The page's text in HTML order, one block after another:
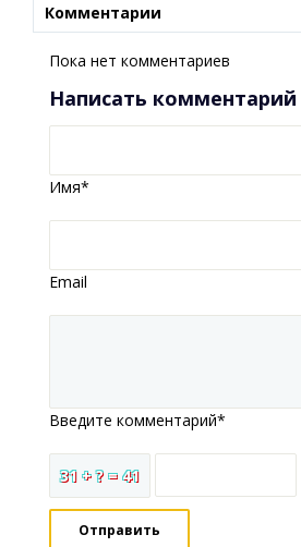
Комментарии
Пока нет комментариев
Написать комментарий
Имя*
Email
Введите комментарий*
31 + ? = 41